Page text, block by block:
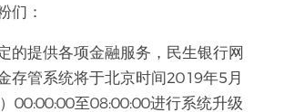
们：
的提供各项金融服务，民生银行网
存管系统将于北京时间2019年5月
00:00:00至08:00:00进行系统升级